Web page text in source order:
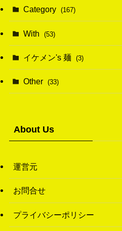
(1)
(38)
(26)
(46)
Category (167)
(114)
With (53)
(15)
(43)
(49)
イケメン's 麺 (3)
Other (33)
About Us
運営元
お問合せ
プライバシーポリシー